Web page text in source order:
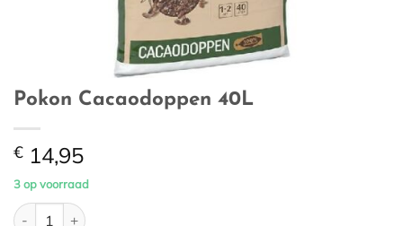
Pokon Cacaodoppen 40L
€ 14,95
3 op voorraad
Pokon Cacaodoppen 40L aantal